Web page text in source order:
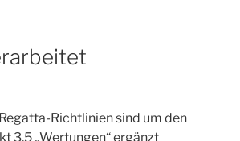
Richtlinien sind um den
3.5 „Wertungen“ ergänzt